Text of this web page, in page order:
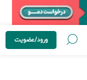
ورود/عضویت